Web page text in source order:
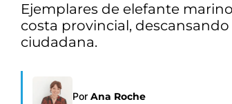
Ejemplares de elefante
costa provincial,
ciudadana.
Por Ana Roche